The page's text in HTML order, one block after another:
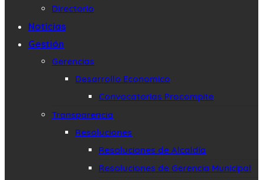
Directorio
Noticias
Gestión
Gerencias
Desarrollo Economico
Convocatorias Procompite
Transparencia
Resoluciones
Resoluciones de Alcaldía
Resoluciones de Gerencia Municipal